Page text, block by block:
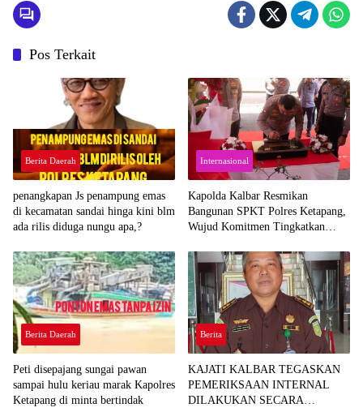
Pos Terkait
Berita Daerah
penangkapan Js penampung emas
di kecamatan sandai hinga kini blm
ada rilis diduga nungu apa,?
Internasional
Kapolda Kalbar Resmikan
Bangunan SPKT Polres Ketapang,
Wujud Komitmen Tingkatkan
Berita Daerah
Peti disepajang sungai pawan
sampai hulu keriau marak Kapolres
Ketapang di minta bertindak
Berita
KAJATI KALBAR TEGASKAN
PEMERIKSAAN INTERNAL
DILAKUKAN SECARA